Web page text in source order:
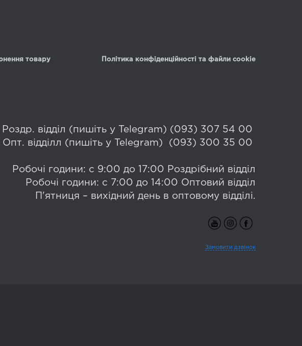
товару Політика конфіденційності та файли cookie
Роздр. відділ (пишіть у Telegram) (093) 307 54 00
Опт. відділл (пишіть у Telegram) (093) 300 35 00
Робочі години: с 9:00 до 17:00 Роздрібний відділ
Робочі години: с 7:00 до 14:00 Оптовий відділ
П'ятниця – вихідний день в оптовому відділі.
Замовити дзвінок